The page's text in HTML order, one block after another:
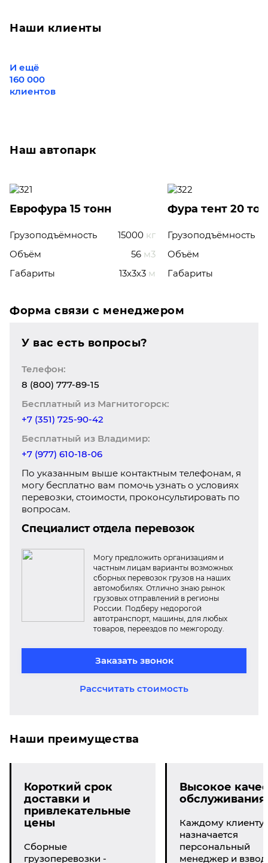
Наши клиенты
И ещё
160 000
клиентов
Наш автопарк
Еврофура 15 тонн
Грузоподъёмность 15000 кг
Объём
56 м3
Габариты
13x3x3 м
Фура тент 20
Грузоподъёмность
Объём
Габариты
Форма связи с менеджером
У вас есть вопросы?
Телефон:
8 (800) 777-89-15
Бесплатный из Магнитогорск:
+7 (351) 725-90-42
Бесплатный из Владимир:
+7 (977) 610-18-06
По указанным выше контактным телефонам, я
могу бесплатно вам помочь узнать о условиях
перевозки, стоимости, проконсультировать по
вопросам.
Специалист отдела перевозок
Могу предложить организациям и
частным лицам варианты возможных
сборных перевозок грузов на наших
автомобилях. Отлично знаю рынок
грузовых отправлений в регионы
России. Подберу недорогой
автотранспорт, машины, для любых
товаров, переездов по межгороду.
Заказать звонок
Рассчитать стоимость
Наши преимущества
Короткий срок
доставки и
привлекательные
цены
Сборные
грузоперевозки -
Высокое
обслуживания
Каждому клиенту
назначается
персональный
менеджер и взвод